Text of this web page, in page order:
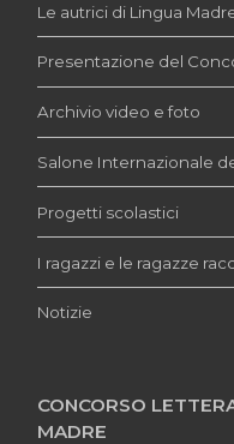
Le autrici di Lingua
Presentazione del
Archivio video e foto
Salone Internazionale
Progetti scolastici
I ragazzi e le ragazze
Notizie
CONCORSO
MADRE